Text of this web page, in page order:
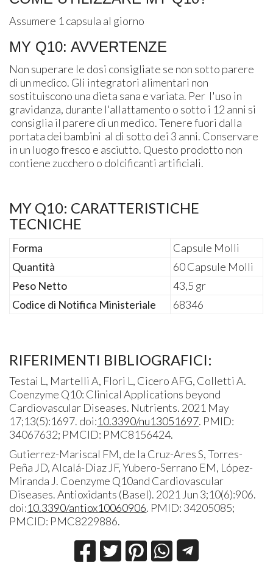
Assumere 1 capsula al giorno
MY Q10: AVVERTENZE
Non superare le dosi consigliate se non sotto parere
di un medico. Gli integratori alimentari non
sostituiscono una dieta sana e variata. Per l'uso in
gravidanza, durante l'allattamento o sotto i 12 anni si
consiglia il parere di un medico. Tenere fuori dalla
portata dei bambini al di sotto dei 3 anni. Conservare
in un luogo fresco e asciutto. Questo prodotto non
contiene zucchero o dolcificanti artificiali.
MY Q10: CARATTERISTICHE
TECNICHE
Forma
Capsule Molli
Quantità
60 Capsule Molli
Peso Netto
43,5 gr
Codice di Notifica Ministeriale
68346
RIFERIMENTI BIBLIOGRAFICI:
Testai L, Martelli A, Flori L, Cicero AFG, Colletti A.
Coenzyme Q10: Clinical Applications beyond
Cardiovascular Diseases. Nutrients. 2021 May
17;13(5):1697. doi:10.3390/nu13051697. PMID:
34067632; PMCID: PMC8156424.
Gutierrez-Mariscal FM, de la Cruz-Ares S, Torres-
Peña JD, Alcalá-Diaz JF, Yubero-Serrano EM, López-
Miranda J. Coenzyme Q10and Cardiovascular
Diseases. Antioxidants (Basel). 2021 Jun 3;10(6):906.
doi:10.3390/antiox10060906. PMID: 34205085;
PMCID: PMC8229886.